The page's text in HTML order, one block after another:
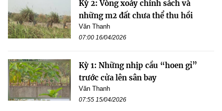
Kỳ 2: Vòng xoáy chính sách và
những m2 đất chưa thể thu hồi
Văn Thanh
07:00 16/04/2026
Kỳ 1: Những nhịp cầu “hoen gỉ”
trước cửa lên sân bay
Văn Thanh
07:55 15/04/2026